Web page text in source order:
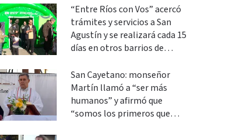
“Entre Ríos con Vos” acercó
trámites y servicios a San
Agustín y se realizará cada 15
días en otros barrios de
San Cayetano: monseñor
Martín llamó a “ser más
humanos” y afirmó que
“somos los primeros que